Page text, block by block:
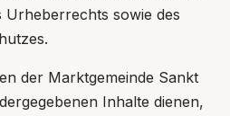
Urheberrechts sowie des
der Marktgemeinde Sankt
Inhalte dienen,